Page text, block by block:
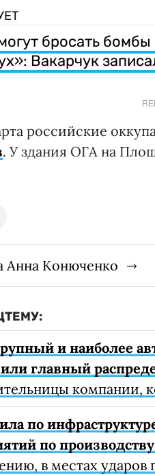
бросать
Вакарчук
российские
. У здания ОГА на
Анна Конюченко
и наиболее
главный
компании,
по
по
в местах ударов